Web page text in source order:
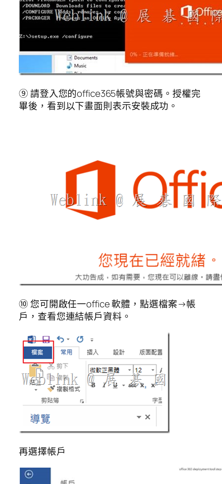
⑨ 請登入您的office365帳號與密碼。授權完
畢後，看到以下畫面則表示安裝成功。
⑩ 您可開啟任一office 軟體，點選檔案→帳
戶，查看您連結帳戶資料。
再選擇帳戶